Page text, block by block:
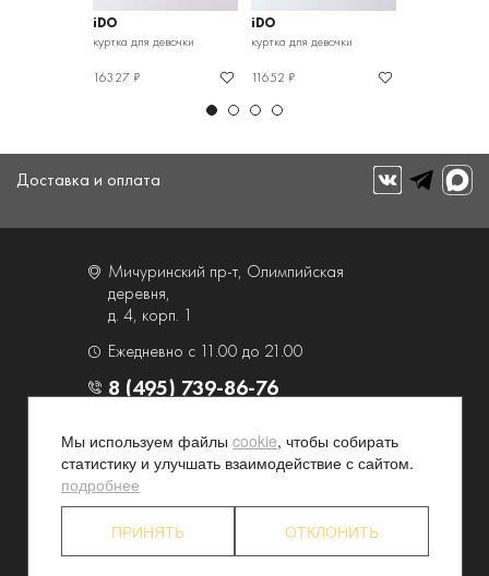
iDO
куртка для девочки
16327 ₽
iDO
куртка для девочки
11652 ₽
Доставка и оплата
Мичуринский пр-т, Олимпийская
деревня,
д. 4, корп. 1
Ежедневно с 11.00 до 21.00
8 (495) 739-86-76
О компании
Услуги
Контакты и схема проезда
Наши преимущества
Партнерские программы
Конфиденциальность
Акционерам
Мы используем файлы cookie, чтобы собирать
статистику и улучшать взаимодействие с сайтом.
подробнее
ПРИНЯТЬ ОТКЛОНИТЬ